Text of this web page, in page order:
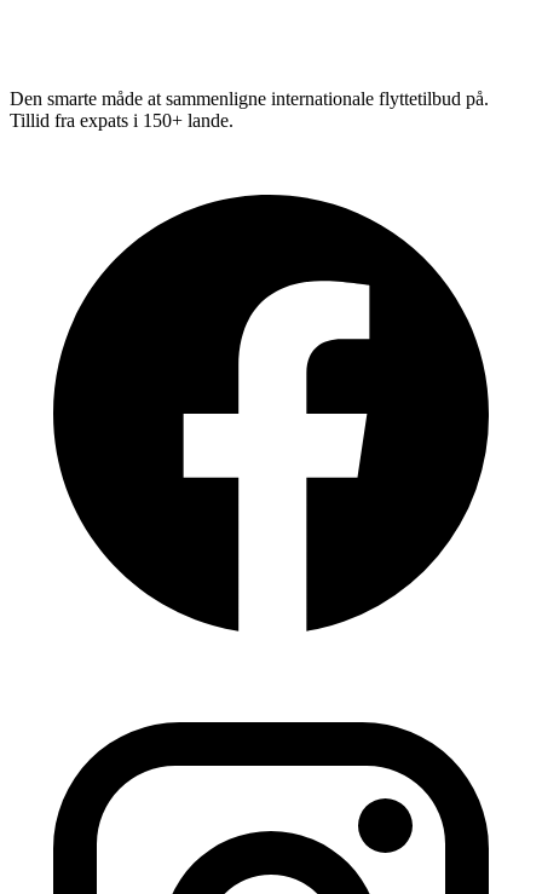
Den smarte måde at sammenligne internationale flyttetilbud på.
Tillid fra expats i 150+ lande.